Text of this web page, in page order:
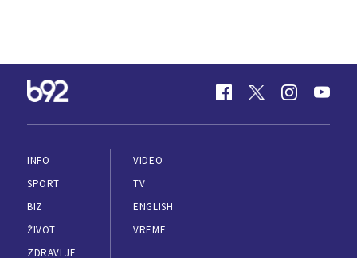
INFO
SPORT
BIZ
ŽIVOT
ZDRAVLJE
VIDEO
TV
ENGLISH
VREME